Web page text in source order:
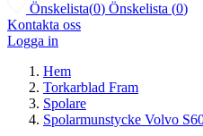
Önskelista(0) Önskelista (0)
Kontakta oss
Logga in
Hem
Torkarblad Fram
Spolare
Spolarmunstycke Volvo